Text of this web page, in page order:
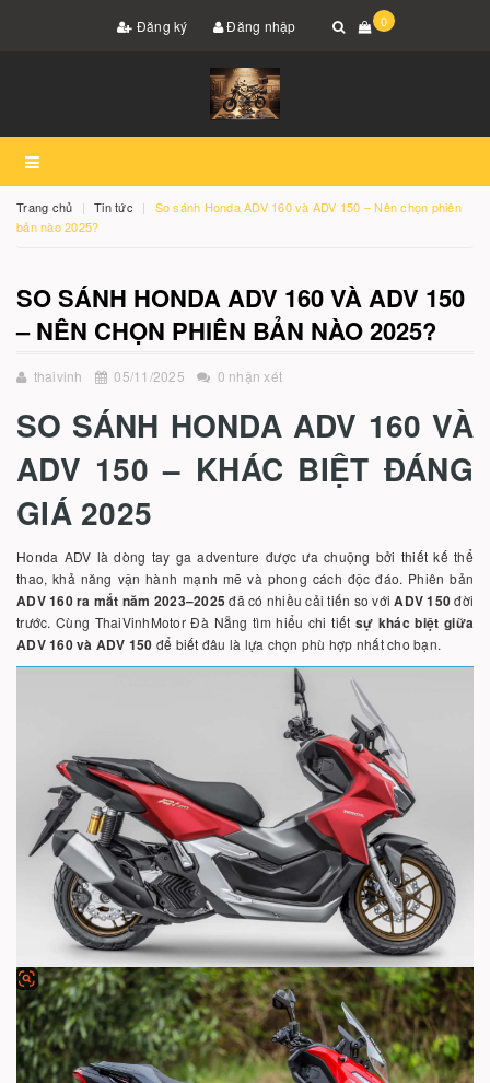
Đăng ký Đăng nhập 0
Trang chủ Tin tức
So sánh Honda ADV 160 và ADV 150 – Nên chọn phiên
bản nào 2025?
SO SÁNH HONDA ADV 160 VÀ ADV 150
– NÊN CHỌN PHIÊN BẢN NÀO 2025?
thaivinh 05/11/2025 0 nhận xét
SO SÁNH HONDA ADV 160 VÀ
ADV 150 – KHÁC BIỆT ĐÁNG
GIÁ 2025
Honda ADV là dòng tay ga adventure được ưa chuộng bởi thiết kế thể
thao, khả năng vận hành mạnh mẽ và phong cách độc đáo. Phiên bản
ADV 160 ra mắt năm 2023–2025đã có nhiều cải tiến so vớiADV 150đời
trước. Cùng ThaiVinhMotor Đà Nẵng tìm hiểu chi tiết sự khác biệt giữa
ADV 160 và ADV 150 để biết đâu là lựa chọn phù hợp nhất cho bạn.